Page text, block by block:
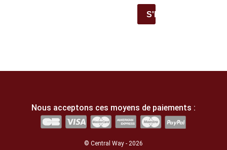
S'INSCRIRE
Nous acceptons ces moyens de paiements :
© Central Way - 2026